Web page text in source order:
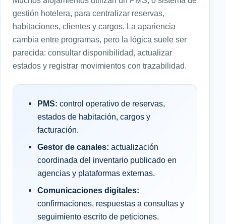
gestión hotelera, para centralizar reservas,
habitaciones, clientes y cargos. La apariencia
cambia entre programas, pero la lógica suele ser
parecida: consultar disponibilidad, actualizar
estados y registrar movimientos con trazabilidad.
PMS: control operativo de reservas,
estados de habitación, cargos y
facturación.
Gestor de canales: actualización
coordinada del inventario publicado en
agencias y plataformas externas.
Comunicaciones digitales:
confirmaciones, respuestas a consultas y
seguimiento escrito de peticiones.